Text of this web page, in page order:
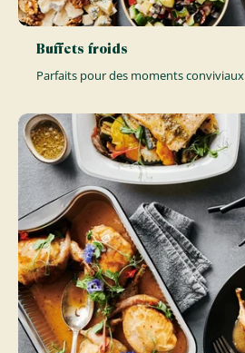
Buffets froids
Parfaits pour des moments